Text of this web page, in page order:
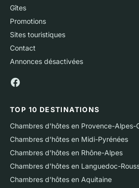
Gîtes
Promotions
Sites touristiques
Contact
Annonces désactivées
TOP 10 DESTINATIONS
Chambres d'hôtes en Provence-Alpes-
Chambres d'hôtes en Midi-Pyrénées
Chambres d'hôtes en Rhône-Alpes
Chambres d'hôtes en Languedoc-
Chambres d'hôtes en Aquitaine